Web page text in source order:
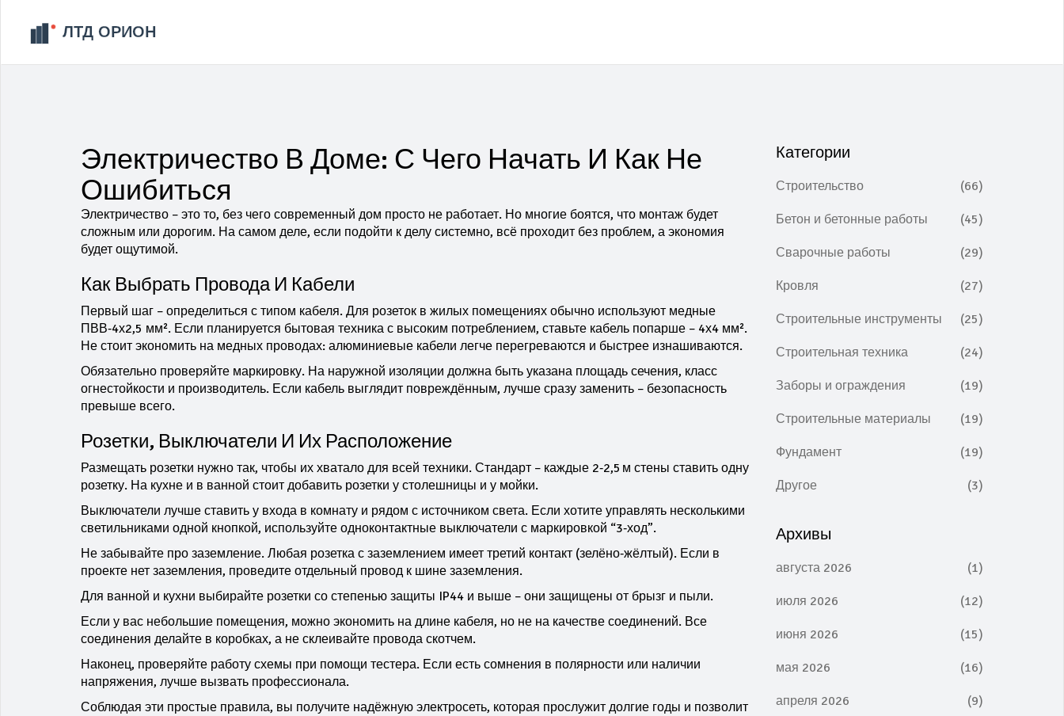
Электричество В Доме: С Чего Начать И Как Не
Ошибиться
Электричество – это то, без чего современный дом просто не работает. Но многие боятся, что монтаж будет
сложным или дорогим. На самом деле, если подойти к делу системно, всё проходит без проблем, а экономия
будет ощутимой.
Как Выбрать Провода И Кабели
Первый шаг – определиться с типом кабеля. Для розеток в жилых помещениях обычно используют медные
ПВВ‑4х2,5 мм². Если планируется бытовая техника с высоким потреблением, ставьте кабель попарше – 4х4 мм².
Не стоит экономить на медных проводах: алюминиевые кабели легче перегреваются и быстрее изнашиваются.
Обязательно проверяйте маркировку. На наружной изоляции должна быть указана площадь сечения, класс
огнестойкости и производитель. Если кабель выглядит повреждённым, лучше сразу заменить – безопасность
превыше всего.
Розетки, Выключатели И Их Расположение
Размещать розетки нужно так, чтобы их хватало для всей техники. Стандарт – каждые 2‑2,5 м стены ставить одну
розетку. На кухне и в ванной стоит добавить розетки у столешницы и у мойки.
Выключатели лучше ставить у входа в комнату и рядом с источником света. Если хотите управлять несколькими
светильниками одной кнопкой, используйте одноконтактные выключатели с маркировкой “3‑ход”.
Не забывайте про заземление. Любая розетка с заземлением имеет третий контакт (зелёно‑жёлтый). Если в
проекте нет заземления, проведите отдельный провод к шине заземления.
Для ванной и кухни выбирайте розетки со степенью защиты IP44 и выше – они защищены от брызг и пыли.
Если у вас небольшие помещения, можно экономить на длине кабеля, но не на качестве соединений. Все
соединения делайте в коробках, а не склеивайте провода скотчем.
Наконец, проверяйте работу схемы при помощи тестера. Если есть сомнения в полярности или наличии
напряжения, лучше вызвать профессионала.
Соблюдая эти простые правила, вы получите надёжную электросеть, которая прослужит долгие годы и позволит
Категории
Строительство (66)
Бетон и бетонные работы (45)
Сварочные работы (29)
Кровля (27)
Строительные инструменты (25)
Строительная техника (24)
Заборы и ограждения (19)
Строительные материалы (19)
Фундамент (19)
Другое (3)
Архивы
августа 2026 (1)
июля 2026 (12)
июня 2026 (15)
мая 2026 (16)
апреля 2026 (9)